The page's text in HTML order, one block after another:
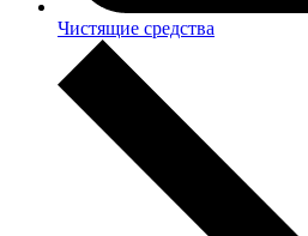
Чистящие средства